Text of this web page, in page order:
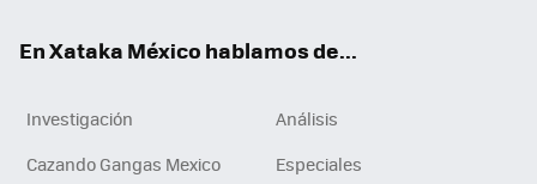
En Xataka México hablamos de...
Investigación
Análisis
Cazando Gangas Mexico
Especiales